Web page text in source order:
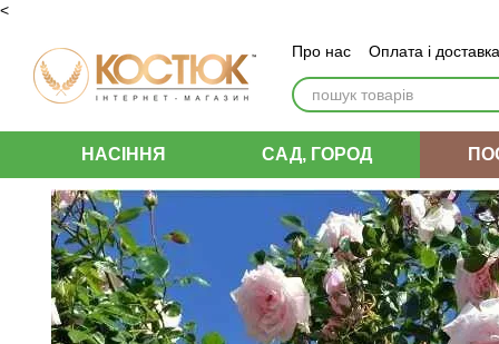
<
Про нас Оплата і доставка
Угода користувача
НАСІННЯ САД, ГОРОД